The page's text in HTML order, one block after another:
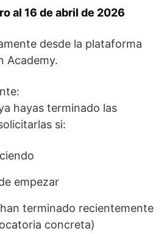
al 16 de abril de 2026
desde la plataforma
Academy.
hayas terminado las
si:
empezar
terminado recientemente
concreta)